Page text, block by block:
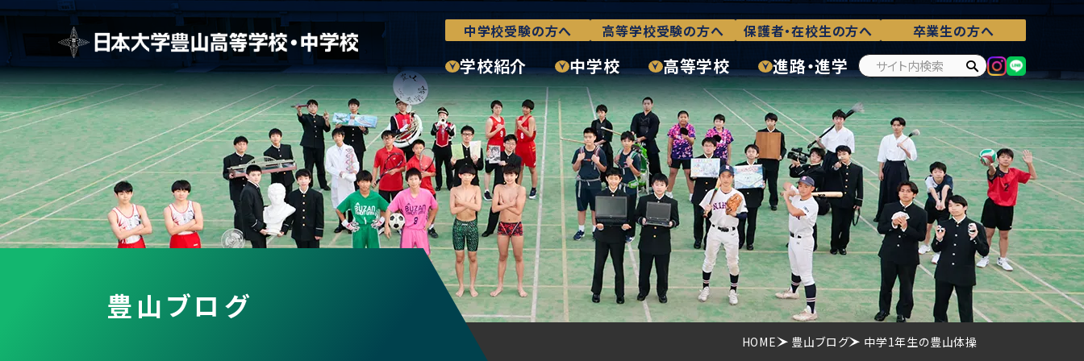
中学校受験の方へ 高等学校受験の方へ 保護者・在校生の方へ 卒業生の方へ
学校紹介 中学校 高等学校 進路・進学
豊山ブログ
HOME 豊山ブログ 中学1年生の豊山体操